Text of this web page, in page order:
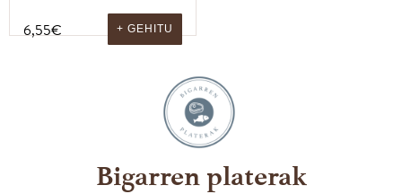
6,55€ + GEHITU
Bigarren platerak